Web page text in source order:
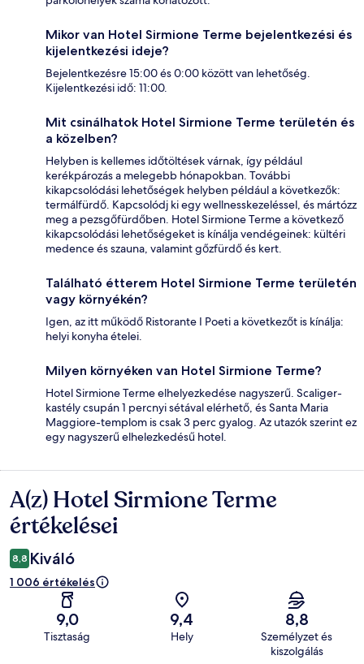
Mikor van Hotel Sirmione Terme bejelentkezési és
kijelentkezési ideje?
Bejelentkezésre 15:00 és 0:00 között van lehetőség.
Kijelentkezési idő: 11:00.
Mit csinálhatok Hotel Sirmione Terme területén és
a közelben?
Helyben is kellemes időtöltések várnak, így például
kerékpározás a melegebb hónapokban. További
kikapcsolódási lehetőségek helyben például a következők:
termálfürdő. Kapcsolódj ki egy wellnesskezeléssel, és mártózz
meg a pezsgőfürdőben. Hotel Sirmione Terme a következő
kikapcsolódási lehetőségeket is kínálja vendégeinek: kültéri
medence és szauna, valamint gőzfürdő és kert.
Található étterem Hotel Sirmione Terme területén
vagy környékén?
Igen, az itt működő Ristorante I Poeti a következőt is kínálja:
helyi konyha ételei.
Milyen környéken van Hotel Sirmione Terme?
Hotel Sirmione Terme elhelyezkedése nagyszerű. Scaliger-
kastély csupán 1 percnyi sétával elérhető, és Santa Maria
Maggiore-templom is csak 3 perc gyalog. Az utazók szerint ez
egy nagyszerű elhelezkedésű hotel.
Értékelések
A(z) Hotel Sirmione Terme
értékelései
8,8 Kiváló
1 006 értékelés
9,0
Tisztaság
9,4
Hely
8,8
Személyzet és
kiszolgálás